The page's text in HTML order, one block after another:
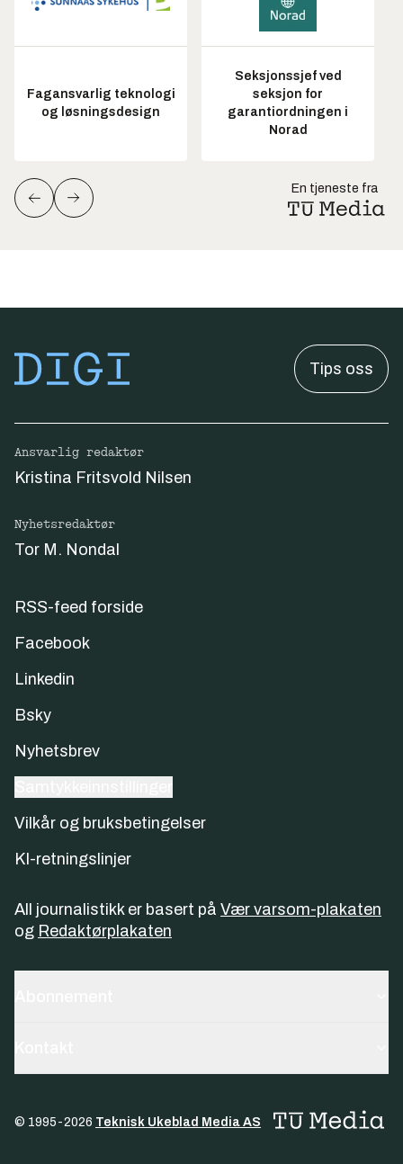
Fagansvarlig teknologi
og løsningsdesign
Seksjonssjef ved
seksjon for
garantiordningen i
Norad
En tjeneste fra
Tips oss
Ansvarlig redaktør
Kristina Fritsvold Nilsen
Nyhetsredaktør
Tor M. Nondal
RSS-feed forside
Facebook
Linkedin
Bsky
Nyhetsbrev
Vilkår og bruksbetingelser
KI-retningslinjer
All journalistikk er basert på Vær varsom-plakaten
og Redaktørplakaten
© 1995-2026 Teknisk Ukeblad Media AS